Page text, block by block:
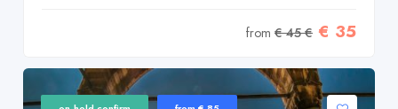
from€ 45 € € 35